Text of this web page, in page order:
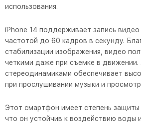
использования.
iPhone 14 поддерживает запись
частотой до 60 кадров в секунду.
стабилизации изображения, видео
четкими даже при съемке в
стереодинамиками обеспечивает
при прослушивании музыки и
Этот смартфон имеет степень защиты
что он устойчив к воздействию воды